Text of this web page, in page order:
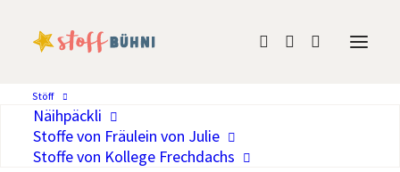
Stöff
Näihpäckli
Stoffe von Fräulein von Julie
Stoffe von Kollege Frechdachs
CHF20.00/Meter